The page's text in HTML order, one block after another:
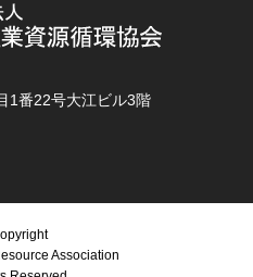
1番22号大江ビル3階
Association